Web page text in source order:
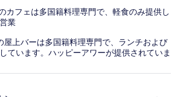
カフェは多国籍料理専門で、軽食のみ提供し
業
屋上バーは多国籍料理専門で、ランチおよび
ています。ハッピーアワーが提供されていま